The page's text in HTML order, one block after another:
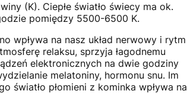
(K). Ciepłe światło świecy ma ok.
pomiędzy 5500-6500 K.
wpływa na nasz układ nerwowy i rytm
relaksu, sprzyja łagodnemu
elektronicznych na dwie godziny
melatoniny, hormonu snu. Im
światło płomieni z kominka wpływa na